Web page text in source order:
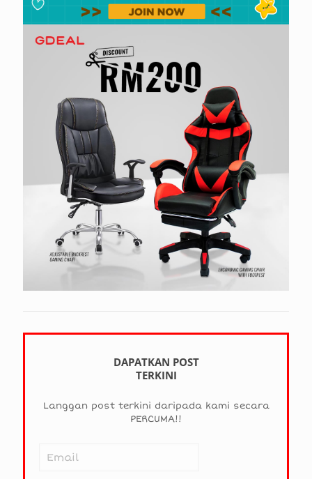
DAPATKAN POST
TERKINI
Langgan post terkini daripada kami secara
PERCUMA!!